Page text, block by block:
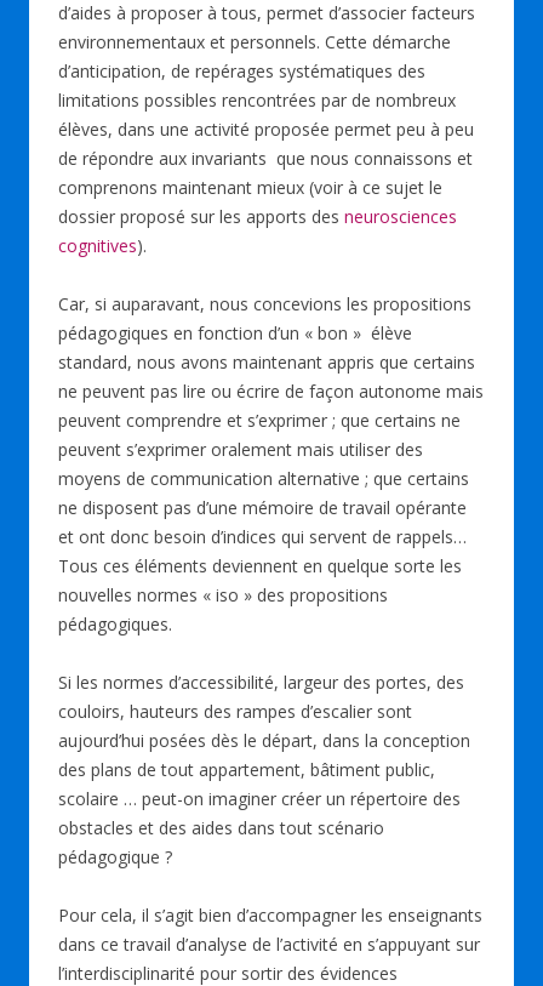
d’aides à proposer à tous, permet d’associer facteurs
environnementaux et personnels. Cette démarche
d’anticipation, de repérages systématiques des
limitations possibles rencontrées par de nombreux
élèves, dans une activité proposée permet peu à peu
de répondre aux invariants que nous connaissons et
comprenons maintenant mieux (voir à ce sujet le
dossier proposé sur les apports des neurosciences
cognitives).
Car, si auparavant, nous concevions les propositions
pédagogiques en fonction d’un « bon » élève
standard, nous avons maintenant appris que certains
ne peuvent pas lire ou écrire de façon autonome mais
peuvent comprendre et s’exprimer ; que certains ne
peuvent s’exprimer oralement mais utiliser des
moyens de communication alternative ; que certains
ne disposent pas d’une mémoire de travail opérante
et ont donc besoin d’indices qui servent de rappels…
Tous ces éléments deviennent en quelque sorte les
nouvelles normes « iso » des propositions
pédagogiques.
Si les normes d’accessibilité, largeur des portes, des
couloirs, hauteurs des rampes d’escalier sont
aujourd’hui posées dès le départ, dans la conception
des plans de tout appartement, bâtiment public,
scolaire … peut-on imaginer créer un répertoire des
obstacles et des aides dans tout scénario
pédagogique ?
Pour cela, il s’agit bien d’accompagner les enseignants
dans ce travail d’analyse de l’activité en s’appuyant sur
l’interdisciplinarité pour sortir des évidences